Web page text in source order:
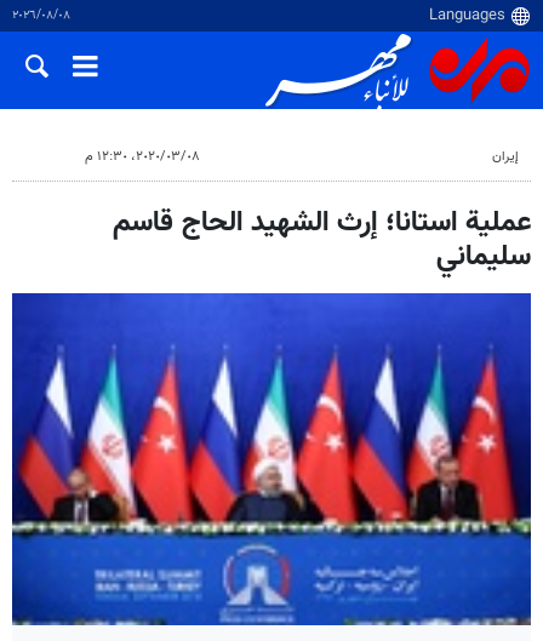
٠٨‏/٠٨‏/٢٠٢٦
إيران ٠٨‏/٠٣‏/٢٠٢٠، ١٢:٣٠ م
عملية استانا؛ إرث الشهيد الحاج قاسم
سليماني